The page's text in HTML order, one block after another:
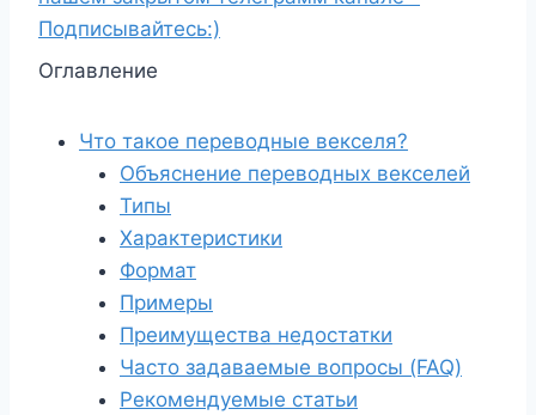
Подписывайтесь:)
Оглавление
Что такое переводные векселя?
Объяснение переводных векселей
Типы
Характеристики
Формат
Примеры
Преимущества недостатки
Часто задаваемые вопросы (FAQ)
Рекомендуемые статьи